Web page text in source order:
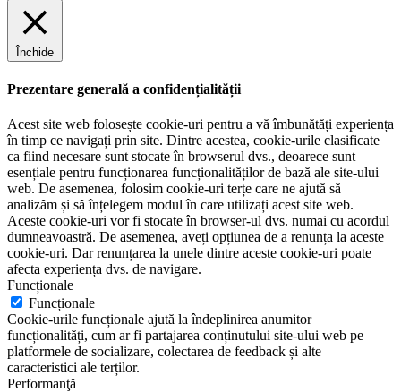
Închide
Prezentare generală a confidențialității
Acest site web folosește cookie-uri pentru a vă îmbunătăți experiența
în timp ce navigați prin site. Dintre acestea, cookie-urile clasificate
ca fiind necesare sunt stocate în browserul dvs., deoarece sunt
esențiale pentru funcționarea funcționalităților de bază ale site-ului
web. De asemenea, folosim cookie-uri terțe care ne ajută să
analizăm și să înțelegem modul în care utilizați acest site web.
Aceste cookie-uri vor fi stocate în browser-ul dvs. numai cu acordul
dumneavoastră. De asemenea, aveți opțiunea de a renunța la aceste
cookie-uri. Dar renunțarea la unele dintre aceste cookie-uri poate
afecta experiența dvs. de navigare.
Funcționale
Funcționale
Cookie-urile funcționale ajută la îndeplinirea anumitor
funcționalități, cum ar fi partajarea conținutului site-ului web pe
platformele de socializare, colectarea de feedback și alte
caracteristici ale terților.
Performanţă